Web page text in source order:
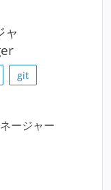
ャ
git
ージャー